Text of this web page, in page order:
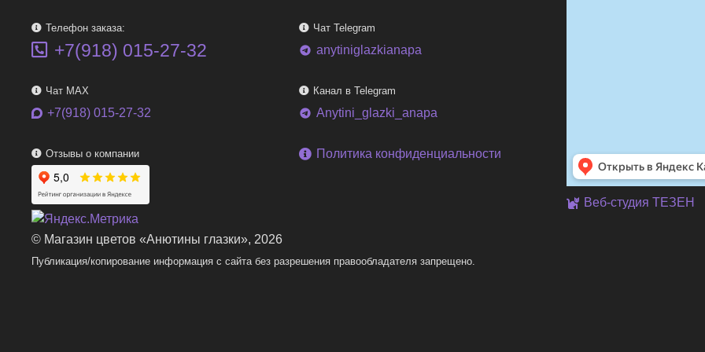
Телефон заказа:
+7(918) 015-27-32
Чат MAX
+7(918) 015-27-32
Отзывы о компании
Чат Telegram
telegram anytiniglazkianapa
Канал в Telegram
telegram Anytini_glazki_anapa
Политика конфиденциальности
Веб-студия ТЕЗЕН
© Магазин цветов «Анютины глазки», 2026
Публикация/копирование информация с сайта без разрешения правообладателя запрещено.